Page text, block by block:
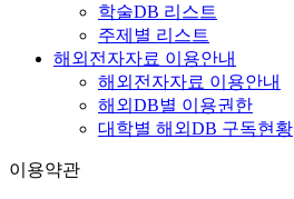
학술DB 리스트
주제별 리스트
해외전자자료 이용안내
해외전자자료 이용안내
해외DB별 이용권한
대학별 해외DB 구독현황
이용약관